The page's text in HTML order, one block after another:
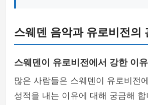
스웨덴 음악과 유로비전의
스웨덴이 유로비전에서 강한 이유
많은 사람들은 스웨덴이 유로비전
성적을 내는 이유에 대해 궁금해 합